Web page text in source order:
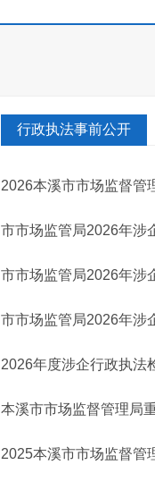
行政执法事前公开
2026本溪市市场监督管
市市场监管局2026年涉
市市场监管局2026年涉
市市场监管局2026年涉
2026年度涉企行政执法
本溪市市场监督管理局
2025本溪市市场监督管